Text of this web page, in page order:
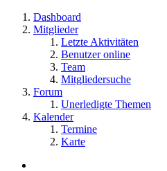
Dashboard
Mitglieder
Letzte Aktivitäten
Benutzer online
Team
Mitgliedersuche
Forum
Unerledigte Themen
Kalender
Termine
Karte